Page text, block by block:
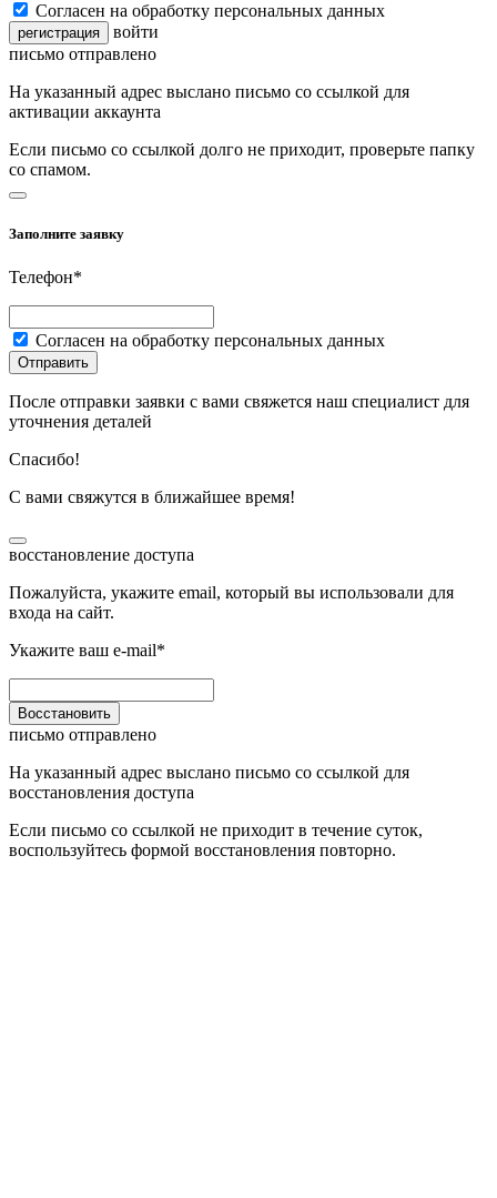
Согласен на обработку персональных данных
регистрация
войти
письмо отправлено
На указанный адрес выслано письмо со ссылкой для
активации аккаунта
Если письмо со ссылкой долго не приходит, проверьте папку
со спамом.
Заполните заявку
Телефон*
Согласен на обработку персональных данных
Отправить
После отправки заявки с вами свяжется наш специалист для
уточнения деталей
Спасибо!
С вами свяжутся в ближайшее время!
восстановление доступа
Пожалуйста, укажите email, который вы использовали для
входа на сайт.
Укажите ваш e-mail*
Восстановить
письмо отправлено
На указанный адрес выслано письмо со ссылкой для
восстановления доступа
Если письмо со ссылкой не приходит в течение суток,
воспользуйтесь формой восстановления повторно.